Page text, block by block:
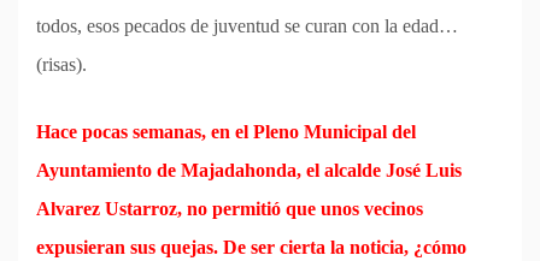
todos, esos pecados de juventud se curan con la edad…
(risas).
Hace pocas semanas, en el Pleno Municipal del
Ayuntamiento de Majadahonda, el alcalde José Luis
Alvarez Ustarroz, no permitió que unos vecinos
expusieran sus quejas. De ser cierta la noticia, ¿cómo